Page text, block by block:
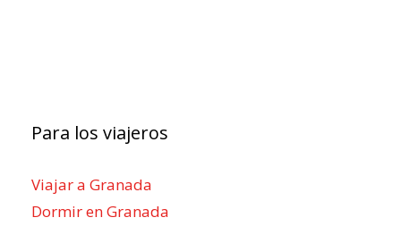
Para los viajeros
Viajar a Granada
Dormir en Granada